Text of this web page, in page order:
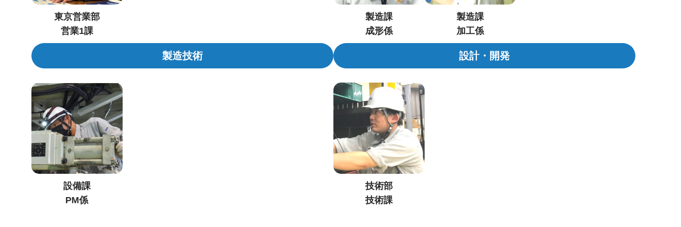
東京営業部
営業1課
製造課
成形係
製造課
加工係
製造技術
設備課
PM係
設計・開発
技術部
技術課